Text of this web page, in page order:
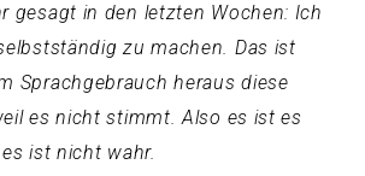
gesagt in den letzten Wochen: Ich
zu machen. Das ist
Sprachgebrauch heraus diese
es nicht stimmt. Also es ist es
ist nicht wahr.